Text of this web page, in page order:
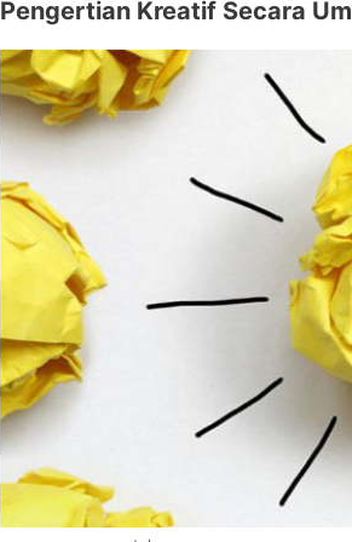
Pengertian Kreatif Secara